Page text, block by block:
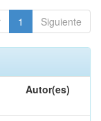
1 Siguiente
Autor(es)